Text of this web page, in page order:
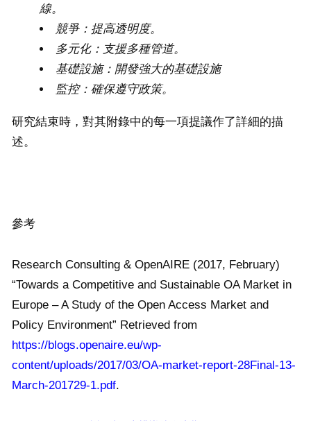
線。
競爭：提高透明度。
多元化：支援多種管道。
基礎設施：開發強大的基礎設施
監控：確保遵守政策。
研究結束時，對其附錄中的每一項提議作了詳細的描
述。
參考
Research Consulting & OpenAIRE (2017, February)
“Towards a Competitive and Sustainable OA Market in
Europe – A Study of the Open Access Market and
Policy Environment” Retrieved from
https://blogs.openaire.eu/wp-
content/uploads/2017/03/OA-market-report-28Final-13-
March-201729-1.pdf.